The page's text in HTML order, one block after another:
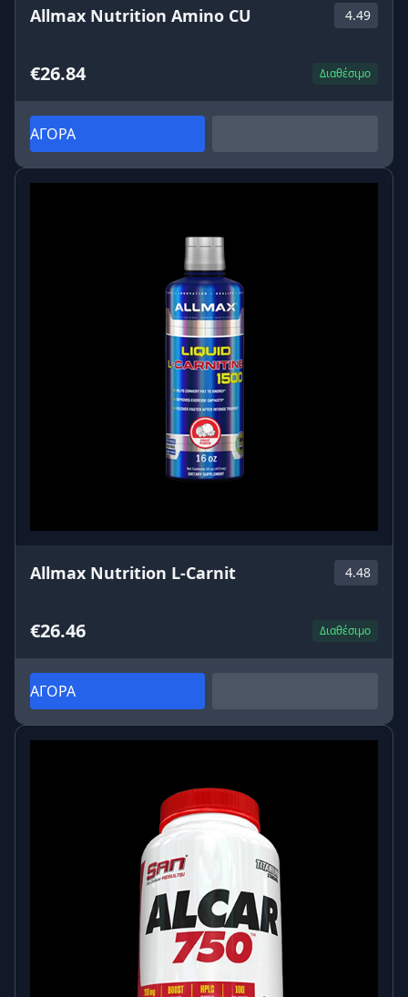
Allmax Nutrition Amino CU 4.49
€26.84 Διαθέσιμο
ΑΓΟΡΑ
Allmax Nutrition L-Carnit 4.48
€26.46 Διαθέσιμο
ΑΓΟΡΑ